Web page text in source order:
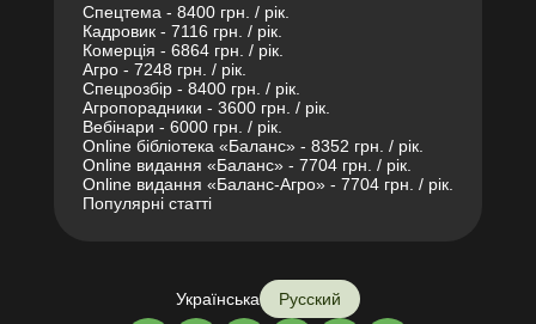
Спецтема - 8400 грн. / рік.
Кадровик - 7116 грн. / рік.
Комерція - 6864 грн. / рік.
Агро - 7248 грн. / рік.
Спецрозбір - 8400 грн. / рік.
Агропорадники - 3600 грн. / рік.
Вебінари - 6000 грн. / рік.
Online бібліотека «Баланс» - 8352 грн. / рік.
Online видання «Баланс» - 7704 грн. / рік.
Online видання «Баланс-Агро» - 7704 грн. / рік.
Популярні статті
Українська Русский